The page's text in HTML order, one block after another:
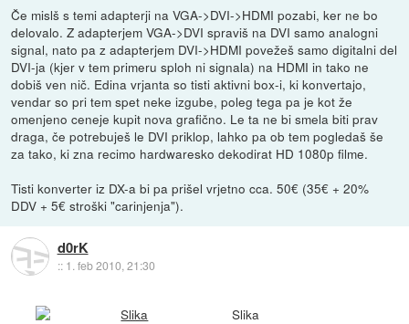
Če mislš s temi adapterji na VGA->DVI->HDMI pozabi, ker ne bo
delovalo. Z adapterjem VGA->DVI spraviš na DVI samo analogni
signal, nato pa z adapterjem DVI->HDMI povežeš samo digitalni del
DVI-ja (kjer v tem primeru sploh ni signala) na HDMI in tako ne
dobiš ven nič. Edina vrjanta so tisti aktivni box-i, ki konvertajo,
vendar so pri tem spet neke izgube, poleg tega pa je kot že
omenjeno ceneje kupit nova grafično. Le ta ne bi smela biti prav
draga, če potrebuješ le DVI priklop, lahko pa ob tem pogledaš še
za tako, ki zna recimo hardwaresko dekodirat HD 1080p filme.
Tisti konverter iz DX-a bi pa prišel vrjetno cca. 50€ (35€ + 20%
DDV + 5€ stroški "carinjenja").
d0rK
:: 1. feb 2010, 21:30
Slika